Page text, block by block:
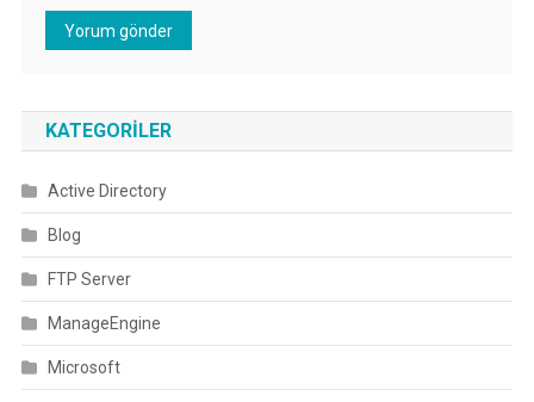
KATEGORILER
Active Directory
Blog
FTP Server
ManageEngine
Microsoft